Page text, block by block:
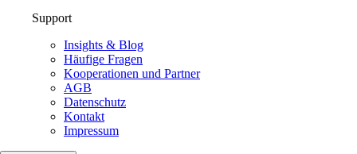
Support
Insights & Blog
Häufige Fragen
Kooperationen und Partner
AGB
Datenschutz
Kontakt
Impressum